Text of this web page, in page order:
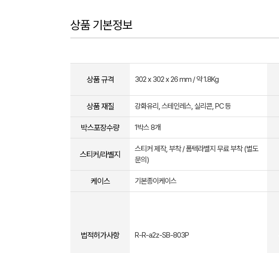
상품 기본정보
상품 규격 302 x 302 x 26 mm / 약 1.8Kg
상품 재질 강화유리, 스테인레스, 실리콘, PC 등
박스포장수량 1박스 8개
스티커/라벨지
스티커 제작, 부착 / 폼텍라벨지 무료 부착 (별도
문의)
케이스 기본종이케이스
법적허가사항 R-R-a2z-SB-803P